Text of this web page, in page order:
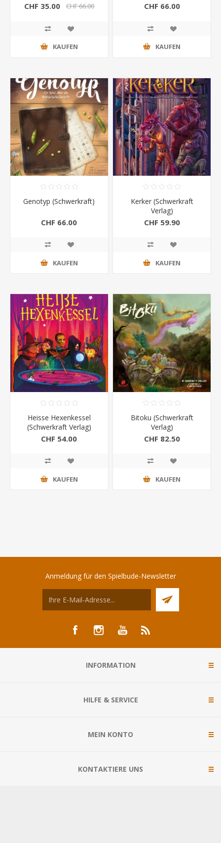
CHF 35.00 CHF 66.00
KAUFEN
CHF 66.00
KAUFEN
Genotyp (Schwerkraft)
CHF 66.00
KAUFEN
Kerker (Schwerkraft
Verlag)
CHF 59.90
KAUFEN
Heisse Hexenkessel
(Schwerkraft Verlag)
CHF 54.00
KAUFEN
Bitoku (Schwerkraft
Verlag)
CHF 82.50
KAUFEN
Anmeldung für den Spielbude-Newsletter
INFORMATION
HILFE & SERVICE
MEIN KONTO
KONTAKTIERE UNS